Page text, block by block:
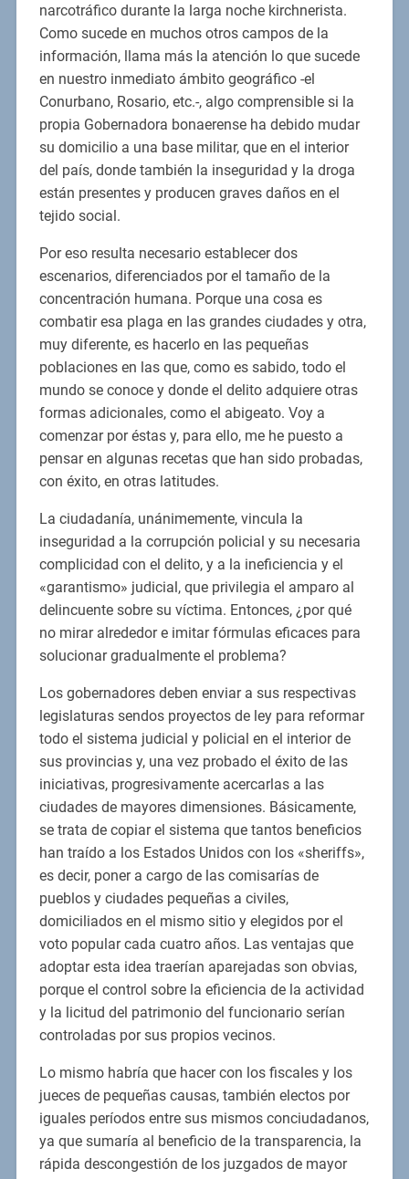
narcotráfico durante la larga noche kirchnerista.
Como sucede en muchos otros campos de la
información, llama más la atención lo que sucede
en nuestro inmediato ámbito geográfico -el
Conurbano, Rosario, etc.-, algo comprensible si la
propia Gobernadora bonaerense ha debido mudar
su domicilio a una base militar, que en el interior
del país, donde también la inseguridad y la droga
están presentes y producen graves daños en el
tejido social.
Por eso resulta necesario establecer dos
escenarios, diferenciados por el tamaño de la
concentración humana. Porque una cosa es
combatir esa plaga en las grandes ciudades y otra,
muy diferente, es hacerlo en las pequeñas
poblaciones en las que, como es sabido, todo el
mundo se conoce y donde el delito adquiere otras
formas adicionales, como el abigeato. Voy a
comenzar por éstas y, para ello, me he puesto a
pensar en algunas recetas que han sido probadas,
con éxito, en otras latitudes.
La ciudadanía, unánimemente, vincula la
inseguridad a la corrupción policial y su necesaria
complicidad con el delito, y a la ineficiencia y el
«garantismo» judicial, que privilegia el amparo al
delincuente sobre su víctima. Entonces, ¿por qué
no mirar alrededor e imitar fórmulas eficaces para
solucionar gradualmente el problema?
Los gobernadores deben enviar a sus respectivas
legislaturas sendos proyectos de ley para reformar
todo el sistema judicial y policial en el interior de
sus provincias y, una vez probado el éxito de las
iniciativas, progresivamente acercarlas a las
ciudades de mayores dimensiones. Básicamente,
se trata de copiar el sistema que tantos beneficios
han traído a los Estados Unidos con los «sheriffs»,
es decir, poner a cargo de las comisarías de
pueblos y ciudades pequeñas a civiles,
domiciliados en el mismo sitio y elegidos por el
voto popular cada cuatro años. Las ventajas que
adoptar esta idea traerían aparejadas son obvias,
porque el control sobre la eficiencia de la actividad
y la licitud del patrimonio del funcionario serían
controladas por sus propios vecinos.
Lo mismo habría que hacer con los fiscales y los
jueces de pequeñas causas, también electos por
iguales períodos entre sus mismos conciudadanos,
ya que sumaría al beneficio de la transparencia, la
rápida descongestión de los juzgados de mayor